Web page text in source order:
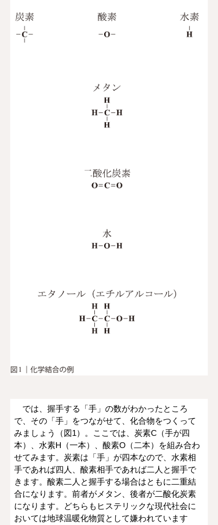
では、握手する「手」の数がわかったところ
で、その「手」をつながせて、化合物をつくって
みましょう（図1）。ここでは、炭素C（手が四
本）、水素H（一本）、酸素O（二本）を組み合わ
せてみます。炭素は「手」が四本なので、水素相
手であれば四人、酸素相手であれば二人と握手で
きます。酸素二人と握手する場合はともに二重結
合になります。前者がメタン、後者が二酸化炭素
になります。どちらもヒステリックな現代社会に
おいては地球温暖化物質として嫌われています